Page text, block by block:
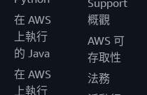
在 AWS
上執行
的 Java
在 AWS
上執行
Support
概觀
AWS 可
存取性
法務